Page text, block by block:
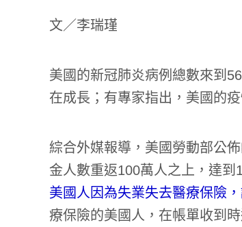
文／李瑞瑾
美國的新冠肺炎病例總數來到
在成長；有專家指出，美國的
綜合外媒報導，美國勞動部公
金人數重返100萬人之上，達
美國人因為失業失去醫療保險
療保險的美國人，在帳單收到